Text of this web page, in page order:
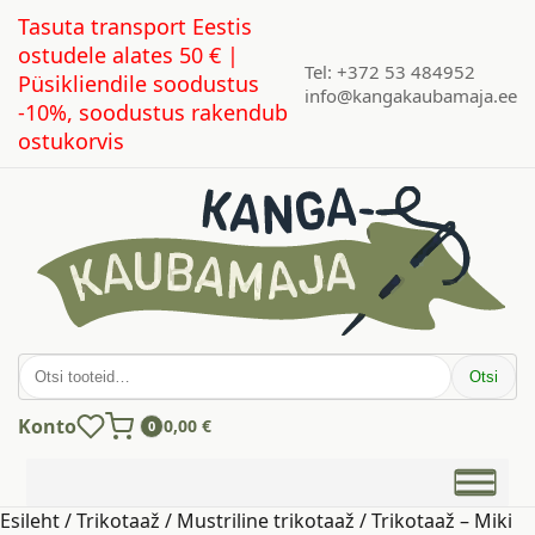
Tasuta transport Eestis
ostudele alates 50 € |
Püsikliendile soodustus
-10%, soodustus rakendub
ostukorvis
Tel: +372 53 484952
info@kangakaubamaja.ee
Otsi: Otsi
Konto 0 0,00 €
Esileht/Trikotaaž / Mustriline trikotaaž / Trikotaaž – Miki